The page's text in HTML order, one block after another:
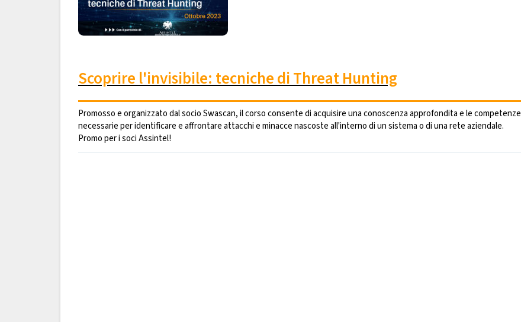
Scoprire l'invisibile: tecniche di Threat Hunting
Promosso e organizzato dal socio Swascan, il corso consente di acquisire una conoscenza approfondita e le competenze
necessarie per identificare e affrontare attacchi e minacce nascoste all'interno di un sistema o di una rete aziendale.
Promo per i soci Assintel!